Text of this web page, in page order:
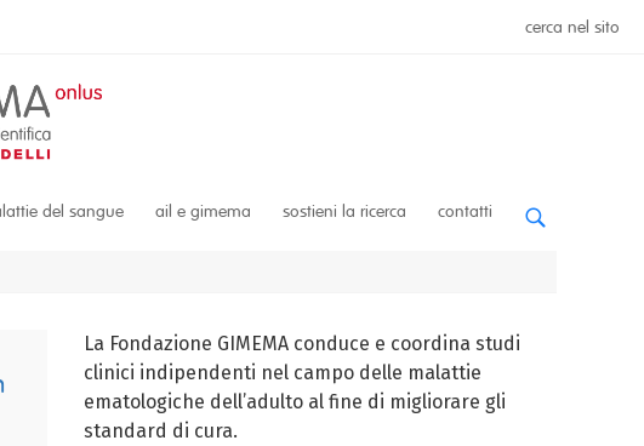
cerca nel sito
del sangue ail e gimema sostieni la ricerca contatti
La Fondazione GIMEMA conduce e coordina studi
clinici indipendenti nel campo delle malattie
ematologiche dell’adulto al fine di migliorare gli
standard di cura.